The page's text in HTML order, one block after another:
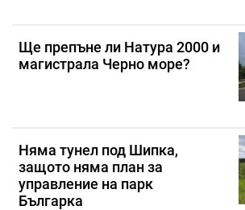
Ще препъне ли Натура 2000 и
магистрала Черно море?
Няма тунел под Шипка,
защото няма план за
управление на парк
Българка